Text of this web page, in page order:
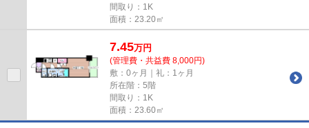
間取り：1K
面積：23.20㎡
7.45万円
(管理費・共益費 8,000円)
敷：0ヶ月｜礼：1ヶ月
所在階：5階
間取り：1K
面積：23.60㎡